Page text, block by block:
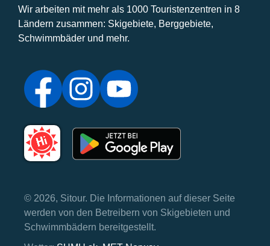
Wir arbeiten mit mehr als 1000 Touristenzentren in 8
Ländern zusammen: Skigebiete, Berggebiete,
Schwimmbäder und mehr.
© 2026, Sitour. Die Informationen auf dieser Seite
werden von den Betreibern von Skigebieten und
Schwimmbädern bereitgestellt.